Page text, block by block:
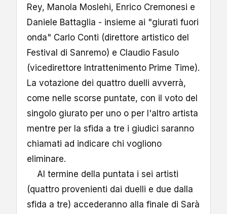
Rey, Manola Moslehi, Enrico Cremonesi e
Daniele Battaglia - insieme ai "giurati fuori
onda" Carlo Conti (direttore artistico del
Festival di Sanremo) e Claudio Fasulo
(vicedirettore Intrattenimento Prime Time).
La votazione dei quattro duelli avverrà,
come nelle scorse puntate, con il voto del
singolo giurato per uno o per l'altro artista
mentre per la sfida a tre i giudici saranno
chiamati ad indicare chi vogliono
eliminare.
Al termine della puntata i sei artisti
(quattro provenienti dai duelli e due dalla
sfida a tre) accederanno alla finale di Sarà